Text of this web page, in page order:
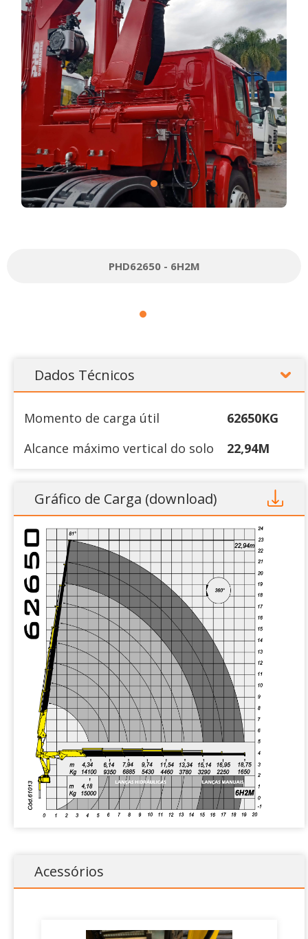
PHD62650 - 6H2M
Dados Técnicos
Momento de carga útil
62650KG
Alcance máximo vertical do solo
22,94M
Alcance máximo horizontal
hidráulico
15,14M
Ângulo de giro
360°
Peso aproximado equipamento
standard
5.705K
Pressão de trabalho
275KG/CM²
Vazão nominal da bomba
63L/MIN
Ângulo máximo de inclinação da
lança
841º
Número de lanças acionadas
hidraulicamente
6
Número de lanças acionadas
mecanicamente
2
Número de sapatas
estabilizadoras
4
Gráfico de Carga (download)
Acessórios